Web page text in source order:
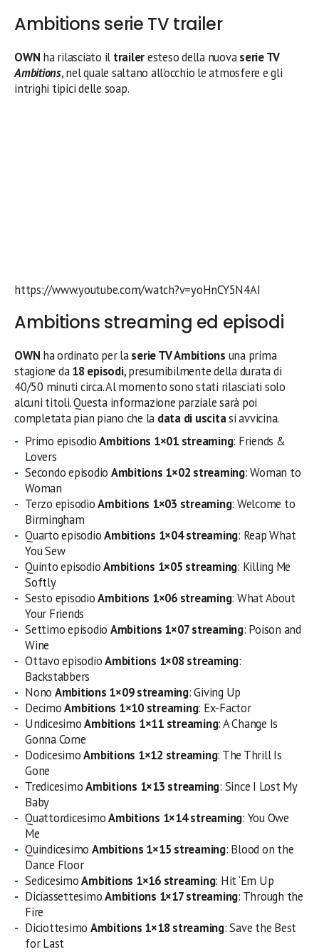
Ambitions serie TV trailer
OWN ha rilasciato il traileresteso della nuovaserie TV
Ambitions, nel quale saltano all’occhio le atmosfere e gli
intrighi tipici delle soap.
https://www.youtube.com/watch?v=yoHnCY5N4AI
Ambitions streaming ed episodi
OWN ha ordinato per laserie TV Ambitions una prima
stagione da18 episodi, presumibilmente della durata di
40/50 minuti circa. Al momento sono stati rilasciati solo
alcuni titoli. Questa informazione parziale sarà poi
completata pian piano che la data di uscitasi avvicina.
Primo episodioAmbitions 1×01 streaming: Friends &
Lovers
Secondo episodio Ambitions 1×02 streaming: Woman to
Woman
Terzo episodioAmbitions 1×03 streaming: Welcome to
Birmingham
Quarto episodioAmbitions 1×04 streaming: Reap What
You Sew
Quinto episodioAmbitions 1×05 streaming: Killing Me
Softly
Sesto episodioAmbitions 1×06 streaming: What About
Your Friends
Settimo episodio Ambitions 1×07 streaming: Poison and
Wine
Ottavo episodioAmbitions 1×08 streaming:
Backstabbers
Nono Ambitions 1×09 streaming: Giving Up
DecimoAmbitions 1×10 streaming: Ex-Factor
UndicesimoAmbitions 1×11 streaming: A Change Is
Gonna Come
DodicesimoAmbitions 1×12 streaming: The Thrill Is
Gone
TredicesimoAmbitions 1×13 streaming: Since I Lost My
Baby
QuattordicesimoAmbitions 1×14 streaming: You Owe
Me
Quindicesimo Ambitions 1×15 streaming: Blood on the
Dance Floor
SedicesimoAmbitions 1×16 streaming: Hit ‘Em Up
DiciassettesimoAmbitions 1×17 streaming: Through the
Fire
Diciottesimo Ambitions 1×18 streaming: Save the Best
for Last